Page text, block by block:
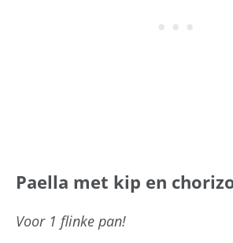
Paella met kip en
Voor 1 flinke pan!